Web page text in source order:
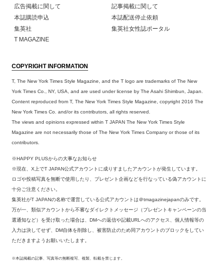
広告掲載に関して
記事掲載に関して
本誌購読申込
本誌配送停止依頼
集英社
集英社女性誌ポータル
T MAGAZINE
COPYRIGHT INFORMATION
T, The New York Times Style Magazine, and the T logo are trademarks of The New
York Times Co., NY, USA, and are used under license by The Asahi Shimbun, Japan.
Content reproduced from T, The New York Times Style Magazine, copyright 2016 The
New York Times Co. and/or its contributors, all rights reserved.
The views and opinions expressed within T JAPAN The New York Times Style
Magazine are not necessarily those of The New York Times Company or those of its
contributors.
※HAPPY PLUSからの大事なお知らせ
※現在、X上でT JAPAN公式アカウントに成りすましたアカウントが発生しています。
ロゴや投稿写真を無断で使用したり、プレゼント企画などを行なっている偽アカウントに
十分ご注意ください。
集英社がT JAPANの名称で運営している公式アカウントは＠tmagazinejapanのみです。
万が一、類似アカウントから不審なダイレクトメッセージ（プレゼントキャンペーンの当
選通知など）を受け取った場合は、DMへの返信や記載URLへのアクセス、個人情報等の
入力は決してせず、DM自体を削除し、被害防止のため同アカウントのブロックをしてい
ただきますようお願いいたします。
※本誌掲載の記事、写真等の無断複写、複製、転載を禁じます。